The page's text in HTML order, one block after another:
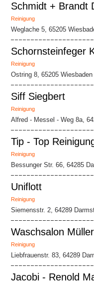
Schmidt + Brandt
Reinigung
Weglache 5, 65205
Schornsteinfeger
Reinigung
Ostring 8, 65205 Wiesbaden
Siff Siegbert
Reinigung
Alfred - Messel - Weg 8a,
Tip - Top
Reinigung
Bessunger Str. 66, 64285
Uniflott
Reinigung
Siemensstr. 2, 64289
Waschsalon Müller
Reinigung
Liebfrauenstr. 83, 64289
Jacobi - Renold